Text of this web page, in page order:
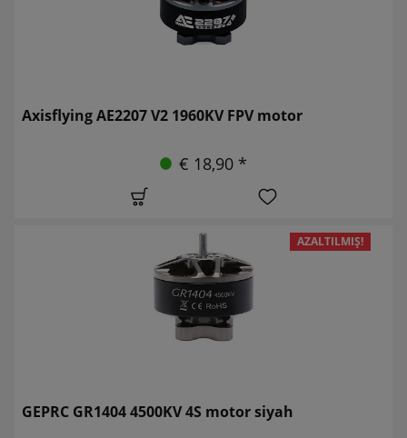
Axisflying AE2207 V2 1960KV FPV motor
€ 18,90 *
AZALTILMIŞ!
GEPRC GR1404 4500KV 4S motor siyah